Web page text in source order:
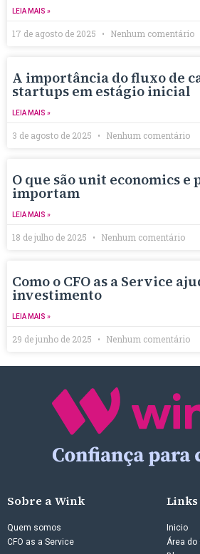
LEIA MAIS »
17 de agosto de 2025 Nenhum comentário
A importância do fluxo de
startups em estágio inicial
LEIA MAIS »
3 de agosto de 2025 Nenhum comentário
O que são unit economics e
importam
LEIA MAIS »
18 de julho de 2025 Nenhum comentário
Como o CFO as a Service
investimento
LEIA MAIS »
29 de junho de 2025 Nenhum comentário
Sobre a Wink
Quem somos
CFO as a Service
Links
Inicio
Área do